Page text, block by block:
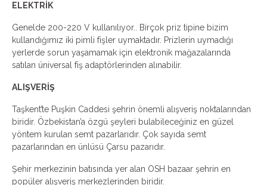
ELEKTRİK
Genelde 200-220 V kullanılıyor.. Birçok priz tipine bizim
kullandığımız iki pimli fişler uymaktadır. Prizlerin uymadığı
yerlerde sorun yaşamamak için elektronik mağazalarında
satılan üniversal fiş adaptörlerinden alınabilir.
ALIŞVERİŞ
Taşkent’te Puşkin Caddesi şehrin önemli alışveriş noktalarından
biridir. Özbekistan’a özgü şeyleri bulabileceğiniz en güzel
yöntem kurulan semt pazarlarıdır. Çok sayıda semt
pazarlarından en ünlüsü Çarsu pazarıdır.
Şehir merkezinin batısında yer alan OSH bazaar şehrin en
popüler alışveriş merkezlerinden biridir.